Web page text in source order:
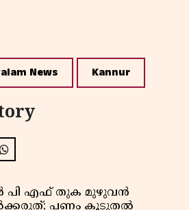
News Kannur
പി എഫ് തുക മുഴുവൻ
പണം കൂടുതൽ